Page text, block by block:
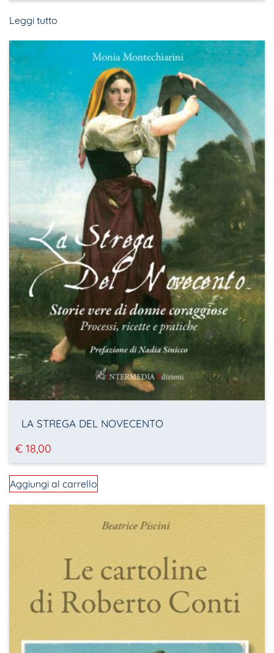
Leggi tutto
LA STREGA DEL NOVECENTO
€ 18,00
Aggiungi al carrello